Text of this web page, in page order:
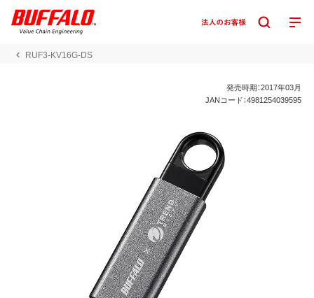
RUF3-KV16G-DS
発売時期：2017年03月
JANコード：4981254039595